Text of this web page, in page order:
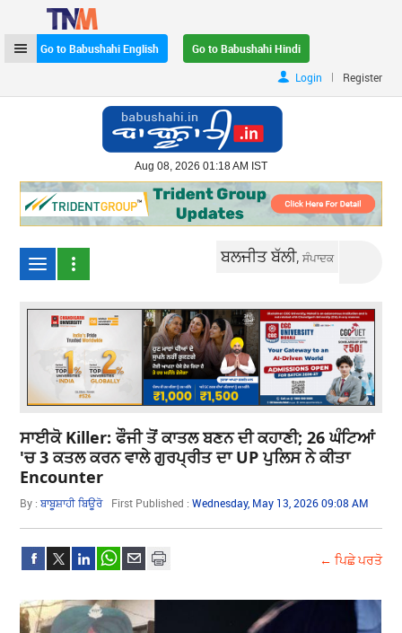
Go to Babushahi English
Go to Babushahi Hindi
Login
| Register
Aug 08, 2026 01:18 AM IST
ਬਲਜੀਤ ਬੱਲੀ,ਸੰਪਾਦਕ
ਸਾਈਕੋ Killer: ਫੌਜੀ ਤੋਂ ਕਾਤਲ ਬਣਨ ਦੀ ਕਹਾਣੀ; 26 ਘੰਟਿਆਂ
'ਚ 3 ਕਤਲ ਕਰਨ ਵਾਲੇ ਗੁਰਪ੍ਰੀਤ ਦਾ UP ਪੁਲਿਸ ਨੇ ਕੀਤਾ
Encounter
By :ਬਾਬੂਸ਼ਾਹੀ ਬਿਊਰੋ First Published :Wednesday, May 13, 2026 09:08 AM
← ਪਿਛੇ ਪਰਤੋ